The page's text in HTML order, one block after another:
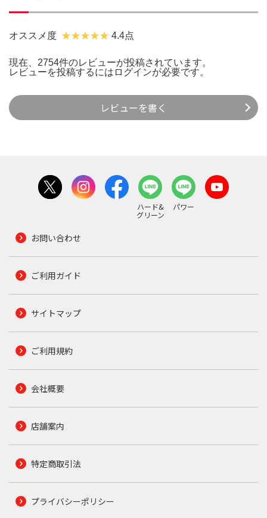
オススメ度 4.4点
現在、2754件のレビューが投稿されています。
レビューを投稿するには ログインが必要です。
レビューを書く
ハード&
グリーン
パワー
お問い合わせ
ご利用ガイド
サイトマップ
ご利用規約
会社概要
店舗案内
特定商取引法
プライバシーポリシー